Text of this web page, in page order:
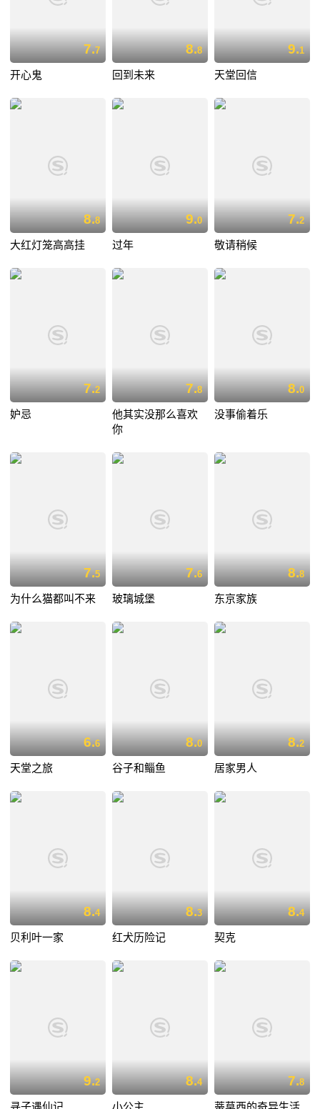
7.7
开心鬼
8.8
回到未来
9.1
天堂回信
8.8
大红灯笼高高挂
9.0
过年
7.2
敬请稍候
7.2
妒忌
7.8
他其实没那么喜欢
你
8.0
没事偷着乐
7.5
为什么猫都叫不来
7.6
玻璃城堡
8.8
东京家族
6.6
天堂之旅
8.0
谷子和鲻鱼
8.2
居家男人
8.4
贝利叶一家
8.3
红犬历险记
8.4
契克
9.2 8.4 7.8